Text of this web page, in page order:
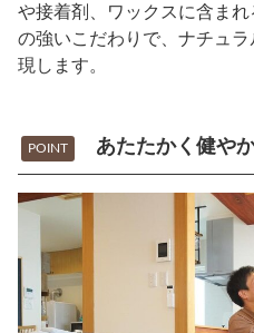
や接着剤、ワックスに含ま
の強いこだわりで、ナチュ
現します。
POINT あたたかく健や